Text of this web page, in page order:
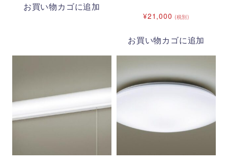
お買い物カゴに追加
¥21,000 (税別)
お買い物カゴに追加